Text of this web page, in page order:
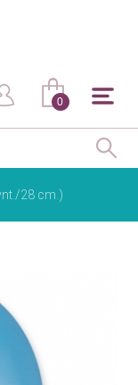
0
28 cm.)